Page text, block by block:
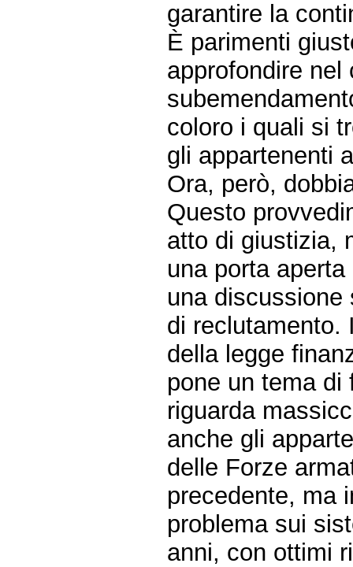
garantire la
È parimenti
approfondire
coloro i quali si
gli appartenenti
Ora, però,
Questo
atto di giustizia,
una porta
una
di reclutamento.
della legge
pone un tema
riguarda
anche gli
delle Forze
precedente, ma
problema sui
anni, con ottimi